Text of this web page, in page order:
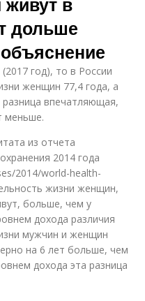
дольше
год), то в России
женщин 77,4 года, а
впечатляющая,
меньше.
из отчета
2014 года
2014/world-health-
жизни женщин,
больше, чем у
дохода различия
мужчин и женщин
на 6 лет больше, чем
дохода эта разница